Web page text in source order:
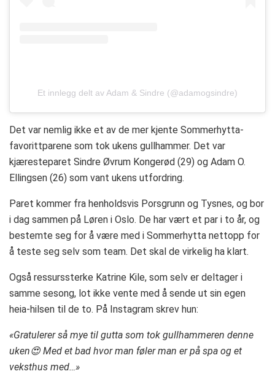
Et innlegg delt av Adam & Sindre (@adamogsindre)
Det var nemlig ikke et av de mer kjente Sommerhytta-
favorittparene som tok ukens gullhammer. Det var
kjæresteparet Sindre Øvrum Kongerød (29) og Adam O.
Ellingsen (26) som vant ukens utfordring.
Paret kommer fra henholdsvis Porsgrunn og Tysnes, og bor
i dag sammen på Løren i Oslo. De har vært et par i to år, og
bestemte seg for å være med i Sommerhytta nettopp for
å teste seg selv som team. Det skal de virkelig ha klart.
Også ressurssterke Katrine Kile, som selv er deltager i
samme sesong, lot ikke vente med å sende ut sin egen
heia-hilsen til de to. På Instagram skrev hun:
«Gratulerer så mye til gutta som tok gullhammeren denne
uken😍 Med et bad hvor man føler man er på spa og et
veksthus med…»